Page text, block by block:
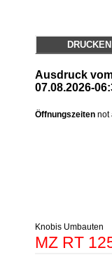
DRUCKEN
Ausdruck
07.08.2026-
Öffnungszeiten not
Knobis Umbauten
MZ RT